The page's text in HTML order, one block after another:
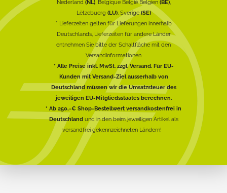
Nederland (NL), Belgique België Belgien (BE),
Lëtzebuerg (LU), Sverige(SE)
* Lieferzeiten gelten für Lieferungen innerhalb
Deutschlands, Lieferzeiten für andere Länder
entnehmen Sie bitte der Schaltfläche mit den
Versandinformationen
* Alle Preise inkl. MwSt. zzgl. Versand. Für EU-
Kunden mit Versand-Ziel ausserhalb von
Deutschland müssen wir die Umsatzsteuer des
jeweiligen EU-Mitgliedsstaates berechnen.
* Ab 250,-€ Shop-Bestellwert versandkostenfrei in
Deutschlandund in den beim jeweiligen Artikel als
versandfrei gekennzeichneten Ländern!